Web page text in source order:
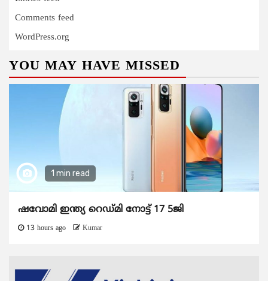
Comments feed
WordPress.org
YOU MAY HAVE MISSED
1 min read
ഷവോമി ഇന്ത്യ റെഡ്മി നോട്ട് 17 5ജി
13 hours ago Kumar